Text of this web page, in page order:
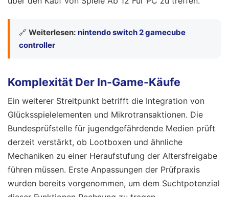
🔗 Weiterlesen: nintendo switch 2 gamecube
controller
Komplexität Der In-Game-Käufe
Ein weiterer Streitpunkt betrifft die Integration von
Glücksspielelementen und Mikrotransaktionen. Die
Bundesprüfstelle für jugendgefährdende Medien prüft
derzeit verstärkt, ob Lootboxen und ähnliche
Mechaniken zu einer Heraufstufung der Altersfreigabe
führen müssen. Erste Anpassungen der Prüfpraxis
wurden bereits vorgenommen, um dem Suchtpotenzial